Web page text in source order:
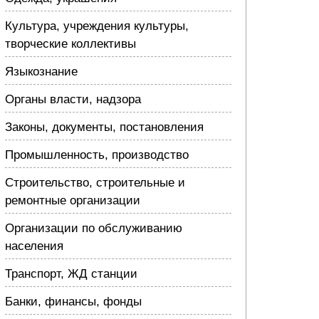
Культура, учреждения культуры,
творческие коллективы
Языкознание
Органы власти, надзора
Законы, документы, постановления
Промышленность, производство
Строительство, строительные и
ремонтные организации
Организации по обслуживанию
населения
Транспорт, ЖД станции
Банки, финансы, фонды